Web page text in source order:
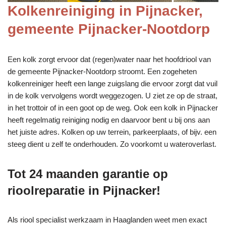
Kolkenreiniging in Pijnacker,
gemeente Pijnacker-Nootdorp
Een kolk zorgt ervoor dat (regen)water naar het hoofdriool van
de gemeente Pijnacker-Nootdorp stroomt. Een zogeheten
kolkenreiniger heeft een lange zuigslang die ervoor zorgt dat vuil
in de kolk vervolgens wordt weggezogen. U ziet ze op de straat,
in het trottoir of in een goot op de weg. Ook een kolk in Pijnacker
heeft regelmatig reiniging nodig en daarvoor bent u bij ons aan
het juiste adres. Kolken op uw terrein, parkeerplaats, of bijv. een
steeg dient u zelf te onderhouden. Zo voorkomt u wateroverlast.
Tot 24 maanden garantie op
rioolreparatie in Pijnacker!
Als riool specialist werkzaam in Haaglanden weet men exact